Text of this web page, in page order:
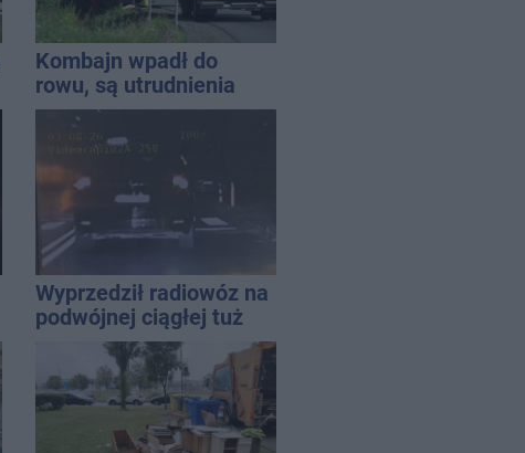
Kombajn wpadł do
rowu, są utrudnienia
Wyprzedził radiowóz na
podwójnej ciągłej tuż
przed pasami